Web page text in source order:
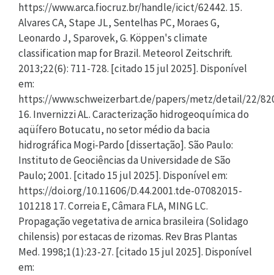
https://www.arca.fiocruz.br/handle/icict/62442. 15.
Alvares CA, Stape JL, Sentelhas PC, Moraes G,
Leonardo J, Sparovek, G. Köppen's climate
classification map for Brazil. Meteorol Zeitschrift.
2013;22(6): 711-728. [citado 15 jul 2025]. Disponível
em:
https://www.schweizerbart.de/papers/metz/detail/22/
16. Invernizzi AL. Caracterização hidrogeoquímica do
aqüífero Botucatu, no setor médio da bacia
hidrográfica Mogi-Pardo [dissertação]. São Paulo:
Instituto de Geociências da Universidade de São
Paulo; 2001. [citado 15 jul 2025]. Disponível em:
https://doi.org/10.11606/D.44.2001.tde-07082015-
101218 17. Correia E, Câmara FLA, MING LC.
Propagação vegetativa de arnica brasileira (Solidago
chilensis) por estacas de rizomas. Rev Bras Plantas
Med. 1998;1(1):23-27. [citado 15 jul 2025]. Disponível
em: